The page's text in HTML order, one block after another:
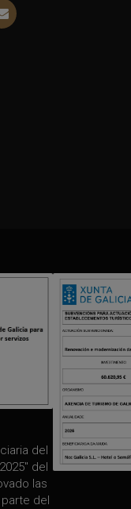
del
del
las
del